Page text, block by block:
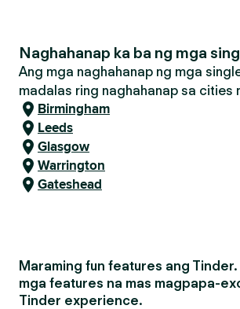
Naghahanap ka ba ng mga
Ang mga naghahanap ng mga
madalas ring naghahanap sa cities
Birmingham
Leeds
Glasgow
Warrington
Gateshead
Maraming fun features ang
mga features na mas magpapa-
Tinder experience.